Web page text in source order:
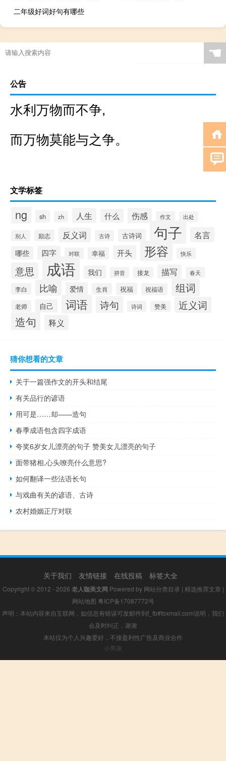
二年级好词好句有哪些
☚
公告
水利万物而不争,
而万物莫能与之争。
文学标签
ng sh zh 人生 什么 伤感 作文 出处
别人 励志 反义词 古诗 古诗词 句子 名言
哪些 四字 对联 幸福 开头 形容 快乐
意思 成语 我们 拼音 接龙 描写 春天
李白 比喻 爱情 生肖 祝福 祝福语 组词
老师 自己 词语 诗句 诗词 赞美 近义词
造句 释义
猜你想看的文章
关于一篇强作文的开头和结尾
有关品行的谚语
用可是……却——造句
春季成语包含四字成语
夸奖6岁女儿漂亮的句子 赞美女儿漂亮的句子
面带猪相,心头嘹亮什么意思?
如何翻译一些法语长句
与戏曲有关的谚语、古诗
农村婚姻正厅对联
关于我们 友情链接 在线投稿 标签大全
Copyright © 2012 - 2026 老人咖美文网 Powered by 网站分类目录 | 精选推荐文章 |
网站地图 粤ICP备17087772号
声明：本站内容来自互联网，如信息有错误可发邮件到f_fb#foxmail.com说明，我们
会及时纠正，谢谢
本站仅为个人兴趣爱好，不接盈利性广告及商业合作
小男孩